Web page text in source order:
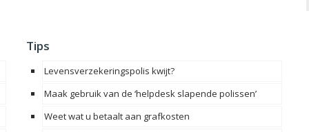
Tips
Levensverzekeringspolis kwijt?
Maak gebruik van de ‘helpdesk slapende polissen’
Weet wat u betaalt aan grafkosten